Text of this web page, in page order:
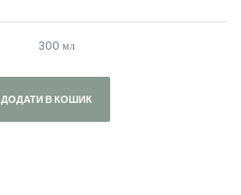
300 мл
ДОДАТИ В КОШИК